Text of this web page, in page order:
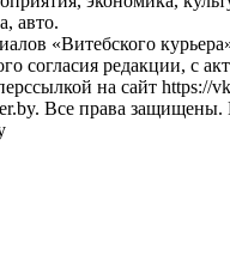
авто.
«Витебского
согласия редакции, с
на сайт https://
Все права защищены.